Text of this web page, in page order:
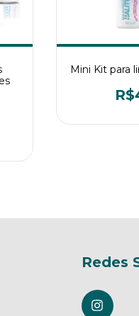
Mini Kit para
Redes